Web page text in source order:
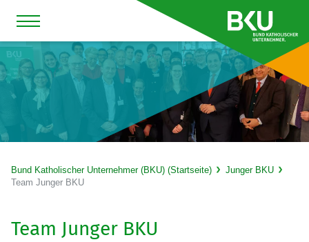
Bund Katholischer Unternehmer (BKU) (Startseite)
Junger BKU
Team Junger BKU
Team Junger BKU